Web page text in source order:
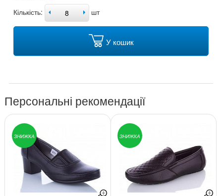
Кількість:
шт
У кошик
Персональні рекомендації
ЗНИЖКА ЗНИЖКА